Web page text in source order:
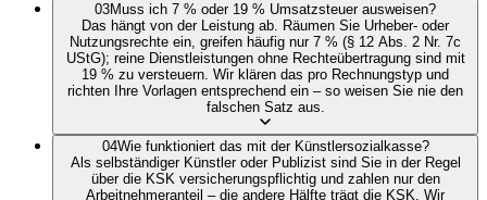
03Muss ich 7 % oder 19 % Umsatzsteuer ausweisen?
Das hängt von der Leistung ab. Räumen Sie Urheber- oder
Nutzungsrechte ein, greifen häufig nur 7 % (§ 12 Abs. 2 Nr. 7c
UStG); reine Dienstleistungen ohne Rechteübertragung sind mit
19 % zu versteuern. Wir klären das pro Rechnungstyp und
richten Ihre Vorlagen entsprechend ein – so weisen Sie nie den
falschen Satz aus.
04Wie funktioniert das mit der Künstlersozialkasse?
Als selbständiger Künstler oder Publizist sind Sie in der Regel
über die KSK versicherungspflichtig und zahlen nur den
Arbeitnehmeranteil – die andere Hälfte trägt die KSK. Wir